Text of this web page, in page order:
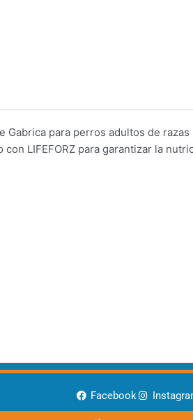
para perros adultos de razas
LIFEFORZ para garantizar la
Facebook